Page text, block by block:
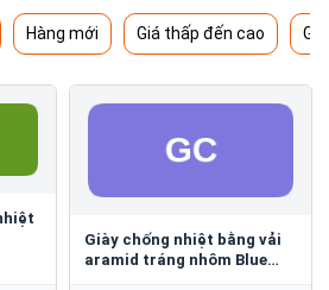
Hàng mới Giá thấp đến cao
Giày chống nhiệt bằng vải
aramid tráng nhôm Blue